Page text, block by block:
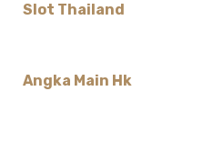
Slot Thailand
Angka Main Hk